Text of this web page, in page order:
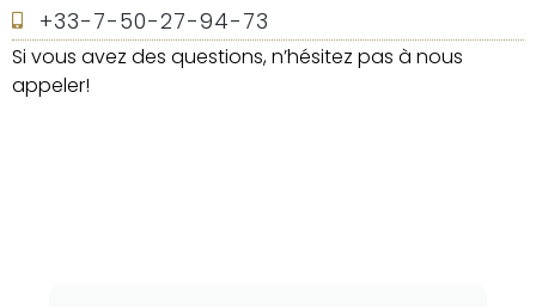
+33-7-50-27-94-73
Si vous avez des questions, n’hésitez pas à nous
appeler!